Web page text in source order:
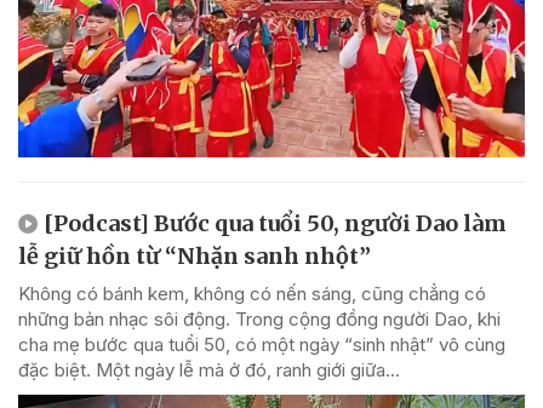
[Podcast] Bước qua tuổi 50, người Dao làm
lễ giữ hồn từ “Nhặn sanh nhột”
Không có bánh kem, không có nến sáng, cũng chẳng có
những bản nhạc sôi động. Trong cộng đồng người Dao, khi
cha mẹ bước qua tuổi 50, có một ngày “sinh nhật” vô cùng
đặc biệt. Một ngày lễ mà ở đó, ranh giới giữa...